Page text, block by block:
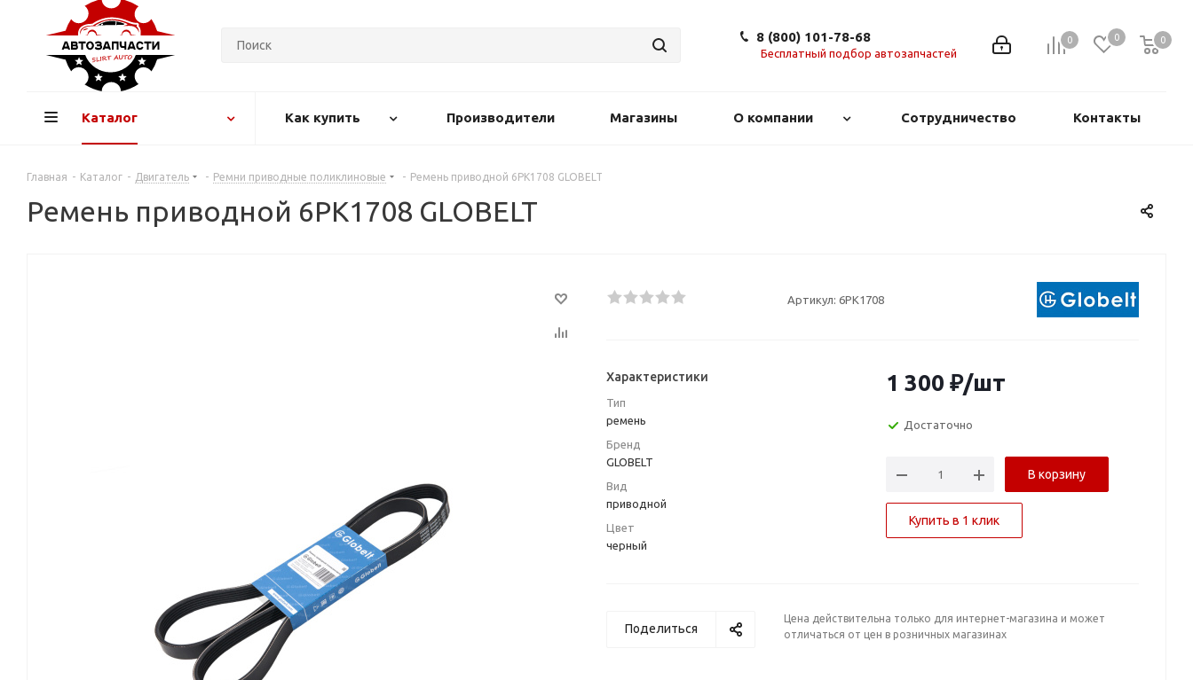
0 0 0
0
8 (800) 101-78-68
Бесплатный подбор автозапчастей
Каталог Как купить Производители Магазины О компании Сотрудничество Контакты
Главная - Каталог - Двигатель - Ремни приводные поликлиновые - Ремень приводной 6PK1708 GLOBELT
Ремень приводной 6PK1708 GLOBELT
Артикул: 6PK1708
Характеристики
Тип
ремень
Бренд
GLOBELT
Вид
приводной
Цвет
черный
1 300 ₽/шт
Достаточно
В корзину
Купить в 1 клик
Поделиться
Цена действительна только для интернет-магазина и может
отличаться от цен в розничных магазинах